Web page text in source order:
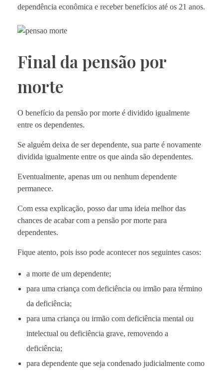
dependência econômica e receber benefícios até os 21 anos.
Final da pensão por
morte
O benefício da pensão por morte é dividido igualmente
entre os dependentes.
Se alguém deixa de ser dependente, sua parte é novamente
dividida igualmente entre os que ainda são dependentes.
Eventualmente, apenas um ou nenhum dependente
permanece.
Com essa explicação, posso dar uma ideia melhor das
chances de acabar com a pensão por morte para
dependentes.
Fique atento, pois isso pode acontecer nos seguintes casos:
a morte de um dependente;
para uma criança com deficiência ou irmão para término
da deficiência;
para uma criança ou irmão com deficiência mental ou
intelectual ou deficiência grave, removendo a
deficiência;
para dependente que seja condenado judicialmente como